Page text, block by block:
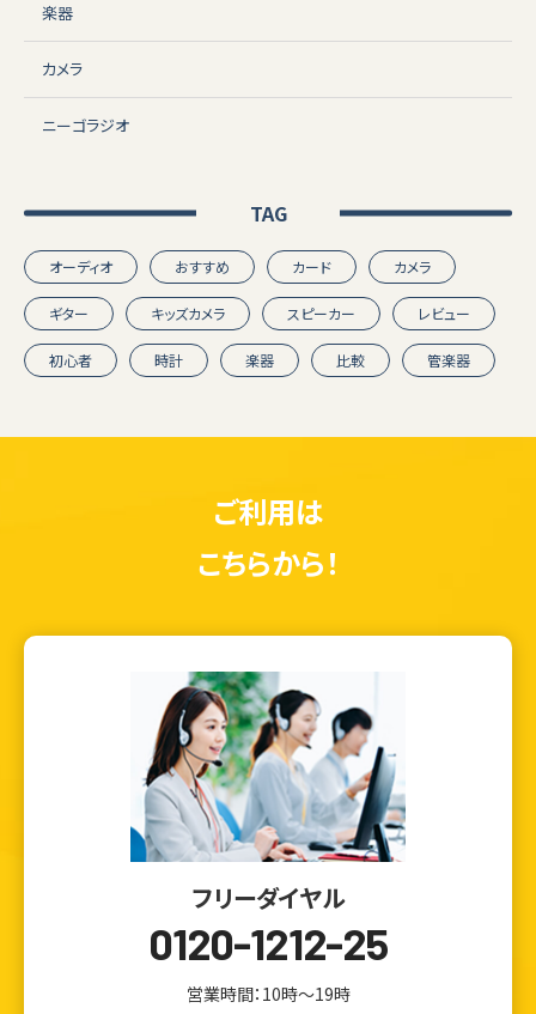
楽器
カメラ
ニーゴラジオ
TAG
オーディオ おすすめ カード カメラ
ギター キッズカメラ スピーカー レビュー
初心者 時計 楽器 比較 管楽器
ご利用は
こちらから！
フリーダイヤル
0120-1212-25
営業時間：10時～19時